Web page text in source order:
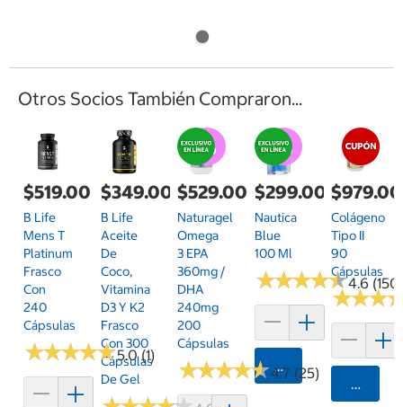
Otros Socios También Compraron...
$519.00
B Life
Mens T
Platinum
Frasco
Con
240
Cápsulas
★★★★★
★★★★★5.0 (1)
$349.00
B Life
Aceite
De
Coco,
Vitamina
D3 Y K2
Frasco
Con 300
Cápsulas
De Gel
$529.00
Naturagel
Omega
3 EPA
360mg /
DHA
240mg
200
Cápsulas
★★★★★
★★★★★4.7 (25)
$299.00
Nautica
Blue
100 Ml
★★★★★
★★★★★4.6 (150)
Agregar
$979.00
Colágeno
Tipo II
90
Cápsulas
★★★
★★★